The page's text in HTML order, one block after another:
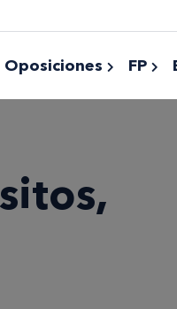
Oposiciones FP